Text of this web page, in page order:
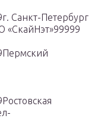
Санкт-Петербург
«СкайНэт»99999